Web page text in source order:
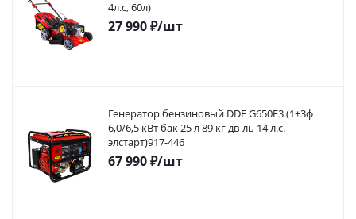
4л.с, 60л)
27 990₽/шт
Генератор бензиновый DDE G650E3 (1+3ф
6,0/6,5 кВт бак 25 л 89 кг дв-ль 14 л.с.
элстарт)917-446
67 990₽/шт